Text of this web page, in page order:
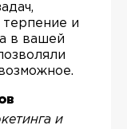
терпение и
в вашей
и